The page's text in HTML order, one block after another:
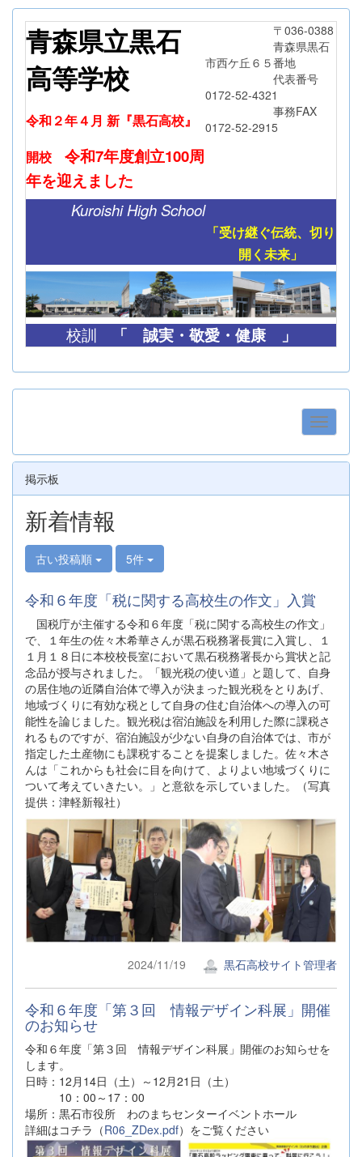
青森県立黒石
高等学校
令和２年４月 新『黒石高校』
開校
令和7年度創立100周
年を迎えました
〒036-0388
青森県黒石
市西ケ丘６５番地
代表番号
0172-52-4321
事務FAX
0172-52-2915
Kuroishi High School
「受け継ぐ伝統、切り
開く未来」
校訓 「 誠実・敬愛・健康 」
掲示板
新着情報
古い投稿順 5件
令和６年度「税に関する高校生の作文」入賞
国税庁が主催する令和６年度「税に関する高校生の作文」
で、１年生の佐々木希華さんが黒石税務署長賞に入賞し、１
１月１８日に本校校長室において黒石税務署長から賞状と記
念品が授与されました。「観光税の使い道」と題して、自身
の居住地の近隣自治体で導入が決まった観光税をとりあげ、
地域づくりに有効な税として自身の住む自治体への導入の可
能性を論じました。観光税は宿泊施設を利用した際に課税さ
れるものですが、宿泊施設が少ない自身の自治体では、市が
指定した土産物にも課税することを提案しました。佐々木さ
んは「これからも社会に目を向けて、よりよい地域づくりに
ついて考えていきたい。」と意欲を示していました。（写真
提供：津軽新報社）
2024/11/19 黒石高校サイト管理者
令和６年度「第３回 情報デザイン科展」開催
のお知らせ
令和６年度「第３回 情報デザイン科展」開催のお知らせを
します。
日時：12月14日（土）～12月21日（土）
10：00～17：00
場所：黒石市役所 わのまちセンターイベントホール
詳細はコチラ（R06_ZDex.pdf）をご覧ください